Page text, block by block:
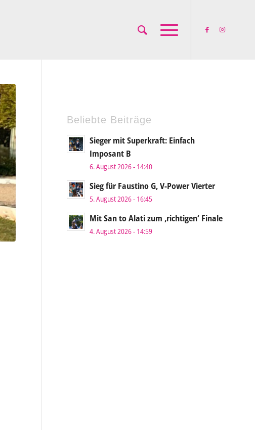
Beliebte Beiträge
Sieger mit Superkraft: Einfach
Imposant B
6. August 2026 - 14:40
Sieg für Faustino G, V-Power Vierter
5. August 2026 - 16:45
Mit San to Alati zum ‚richtigen‘ Finale
4. August 2026 - 14:59